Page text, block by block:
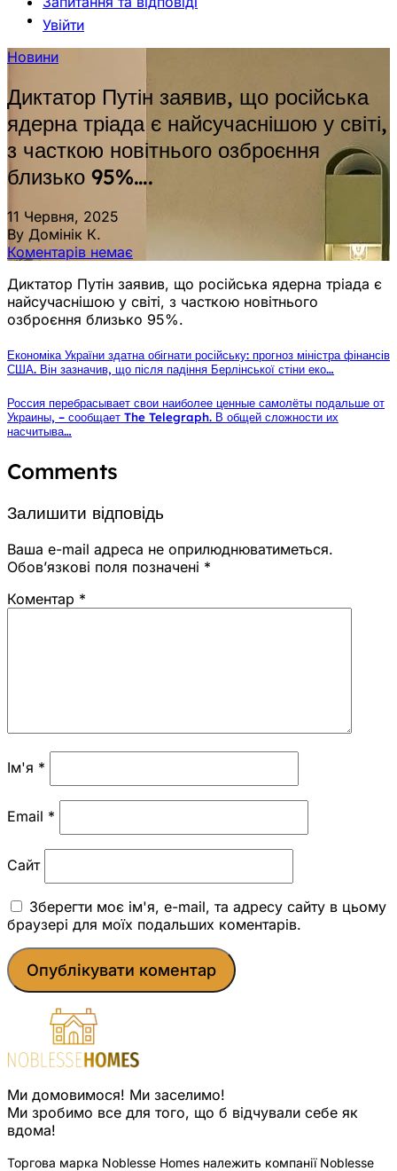
Увійти
Новини
Диктатор Путін заявив, що російська
ядерна тріада є найсучаснішою у світі,
з часткою новітнього озброєння
близько 95%….
11 Червня, 2025
By Домінік К.
Коментарів немає
Диктатор Путін заявив, що російська ядерна тріада є
найсучаснішою у світі, з часткою новітнього
озброєння близько 95%.
Економіка України здатна обігнати російську: прогноз міністра фінансів
США. Він зазначив, що після падіння Берлінської стіни еко…
Россия перебрасывает свои наиболее ценные самолёты подальше от
Украины, – сообщает The Telegraph. В общей сложности их
насчитыва…
Comments
Залишити відповідь
Ваша e-mail адреса не оприлюднюватиметься.
Обов’язкові поля позначені *
Коментар *
Ім'я *
Email *
Сайт
Зберегти моє ім'я, e-mail, та адресу сайту в цьому
браузері для моїх подальших коментарів.
Ми домовимося! Ми заселимо!
Ми зробимо все для того, що б відчували себе як
вдома!
Торгова марка Noblesse Homes належить компанії Noblesse